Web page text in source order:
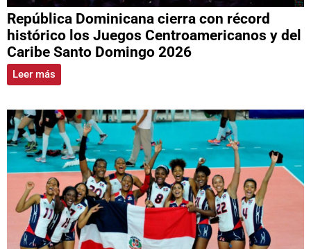
República Dominicana cierra con récord
histórico los Juegos Centroamericanos y del
Caribe Santo Domingo 2026
Leer más